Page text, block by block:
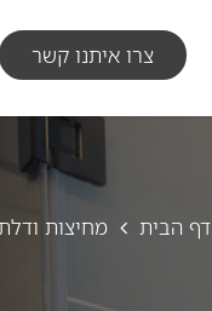
צרו איתנו קשר
דף הבית מחיצות